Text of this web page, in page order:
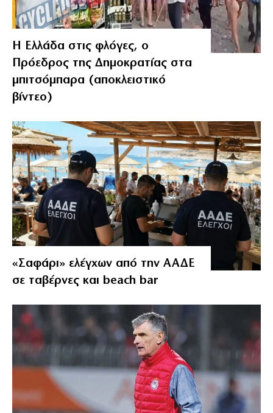
Η Ελλάδα στις φλόγες, ο
Πρόεδρος της Δημοκρατίας στα
μπιτσόμπαρα (αποκλειστικό
βίντεο)
«Σαφάρι» ελέγχων από την ΑΑΔΕ
σε ταβέρνες και beach bar